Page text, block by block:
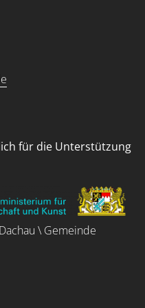
für die Unterstützung
\ Gemeinde